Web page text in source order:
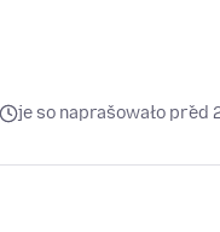
je so naprašowało před